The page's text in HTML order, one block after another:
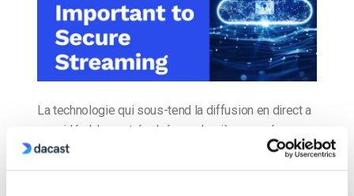
La technologie qui sous-tend la diffusion en direct a
considérablement évolué ces dernières années.
Flash d’Adobe, un lecteur vidéo populaire depuis des
décennies, est désormais obsolète. Les diffuseurs